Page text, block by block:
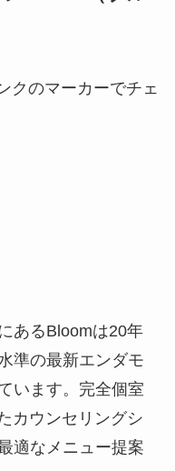
あるBloomは20年
準の最新エンダモ
います。完全個室
カウンセリングシ
適なメニュー提案